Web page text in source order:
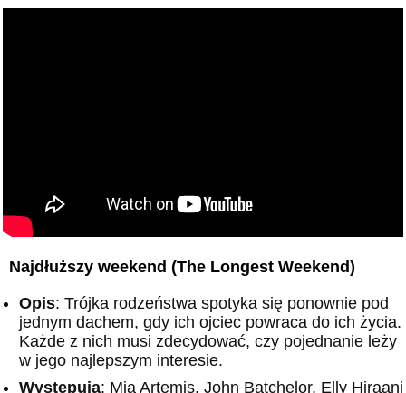
Najdłuższy weekend (The Longest Weekend)
Opis: Trójka rodzeństwa spotyka się ponownie pod
jednym dachem, gdy ich ojciec powraca do ich życia.
Każde z nich musi zdecydować, czy pojednanie leży
w jego najlepszym interesie.
Występują: Mia Artemis, John Batchelor, Elly Hiraani